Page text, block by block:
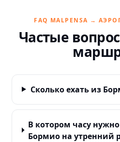
FAQ MALPENSA →
Частые
Сколько ехать из
В котором часу
Бормио на утренний